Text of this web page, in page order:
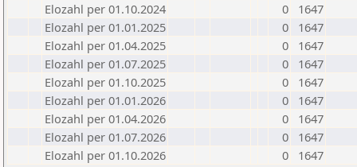
Elozahl per 01.10.2024
0
1647
Elozahl per 01.01.2025
0
1647
Elozahl per 01.04.2025
0
1647
Elozahl per 01.07.2025
0
1647
Elozahl per 01.10.2025
0
1647
Elozahl per 01.01.2026
0
1647
Elozahl per 01.04.2026
0
1647
Elozahl per 01.07.2026
0
1647
Elozahl per 01.10.2026
0 1647